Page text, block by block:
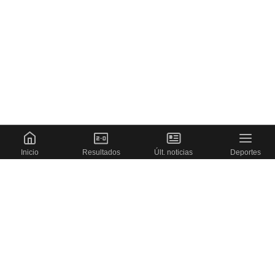
Inicio Resultados Últ. noticias Deportes